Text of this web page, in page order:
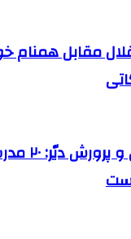
مقابل همنام
مدیر